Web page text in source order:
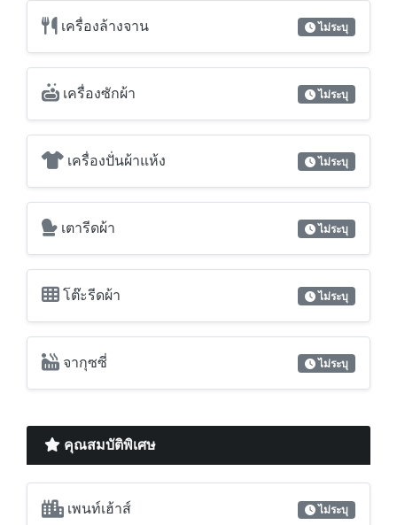
เครื่องล้างจาน ไม่ระบุ
เครื่องซักผ้า ไม่ระบุ
เครื่องปั่นผ้าแห้ง ไม่ระบุ
เตารีดผ้า ไม่ระบุ
โต๊ะรีดผ้า ไม่ระบุ
จากุซซี่ ไม่ระบุ
คุณสมบัติพิเศษ
เพนท์เฮ้าส์ ไม่ระบุ